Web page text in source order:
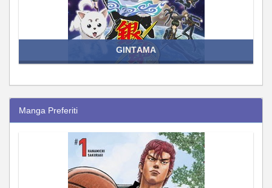
GINTAMA
Manga Preferiti